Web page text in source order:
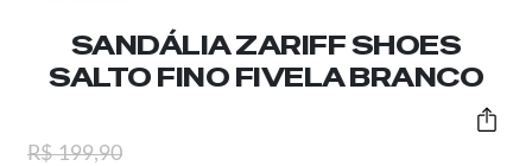
SANDÁLIA ZARIFF SHOES
SALTO FINO FIVELA BRANCO
R$199,90